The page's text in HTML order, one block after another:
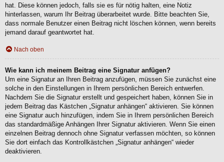
hat. Diese können jedoch, falls sie es für nötig halten, eine Notiz
hinterlassen, warum Ihr Beitrag überarbeitet wurde. Bitte beachten Sie,
dass normale Benutzer einen Beitrag nicht löschen können, wenn bereits
jemand darauf geantwortet hat.
Nach oben
Wie kann ich meinem Beitrag eine Signatur anfügen?
Um eine Signatur an Ihren Beitrag anzufügen, müssen Sie zunächst eine
solche in den Einstellungen in Ihrem persönlichen Bereich entwerfen.
Nachdem Sie die Signatur erstellt und gespeichert haben, können Sie in
jedem Beitrag das Kästchen „Signatur anhängen“ aktivieren. Sie können
eine Signatur auch hinzufügen, indem Sie in Ihrem persönlichen Bereich
das standardmäßige Anhängen Ihrer Signatur aktivieren. Wenn Sie einen
einzelnen Beitrag dennoch ohne Signatur verfassen möchten, so können
Sie dort einfach das Kontrollkästchen „Signatur anhängen“ wieder
deaktivieren.